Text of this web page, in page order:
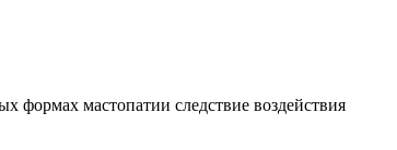
формах мастопатии следствие воздействия